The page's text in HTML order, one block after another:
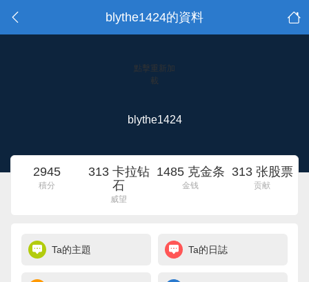
blythe1424的資料
點擊重新加
載
blythe1424
2945
積分
313 卡拉钻
石
威望
1485 克金条
金钱
313 张股票
贡献
Ta的主題 Ta的日誌